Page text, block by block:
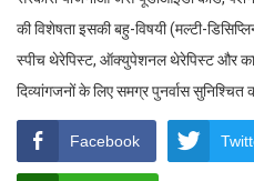
की विशेषता इसकी बहु-विषयी (मल्टी-
स्पीच थेरेपिस्ट, ऑक्युपेशनल थेरेपिस्ट और
दिव्यांगजनों के लिए समग्र पुनर्वास सुनिश्चित
Facebook